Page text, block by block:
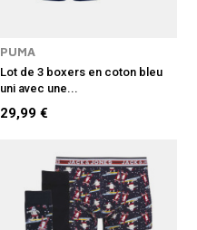
PUMA
Lot de 3 boxers en coton bleu
uni avec une...
29,99 €